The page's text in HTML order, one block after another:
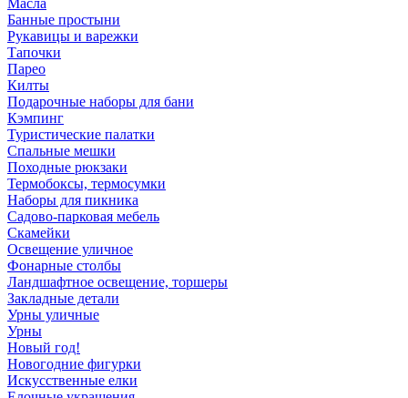
Масла
Банные простыни
Рукавицы и варежки
Тапочки
Парео
Килты
Подарочные наборы для бани
Кэмпинг
Туристические палатки
Спальные мешки
Походные рюкзаки
Термобоксы, термосумки
Наборы для пикника
Садово-парковая мебель
Скамейки
Освещение уличное
Фонарные столбы
Ландшафтное освещение, торшеры
Закладные детали
Урны уличные
Урны
Новый год!
Новогодние фигурки
Искусственные елки